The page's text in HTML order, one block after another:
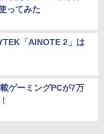
ってみた
「AINOTE 2」は
ゲーミングPCが7万